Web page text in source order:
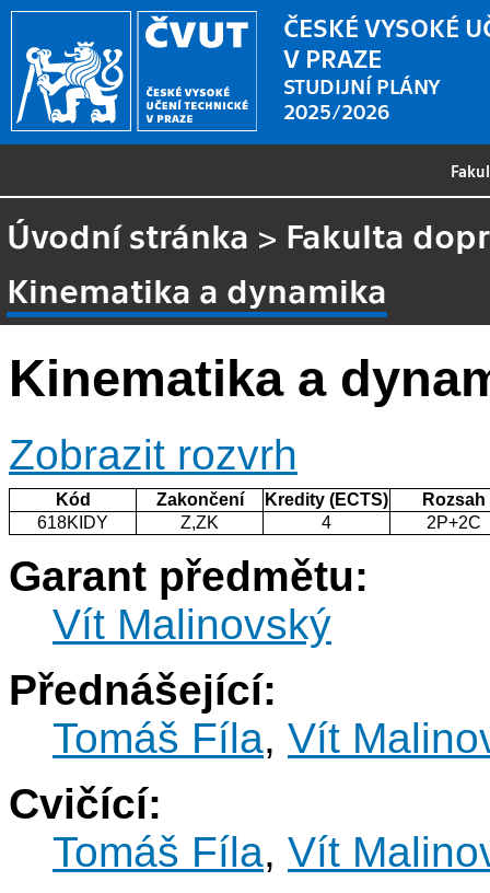
ČESKÉ VYSOKÉ
V PRAZE
STUDIJNÍ PLÁNY
2025/2026
Úvodní stránka > Fakulta
Kinematika a dynamika
Kinematika a
Zobrazit rozvrh
Kód Zakončení Kredity (ECTS)
Rozsah
618KIDY
Z,ZK 4 2P+2C
Garant předmětu:
Vít Malinovský
Přednášející:
Tomáš Fíla, Vít
Cvičící:
Tomáš Fíla, Vít